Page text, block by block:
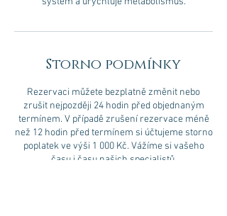
Storno podmínky
Rezervaci můžete bezplatně změnit nebo
zrušit nejpozději 24 hodin před objednaným
termínem. V případě zrušení rezervace méně
než 12 hodin před termínem si účtujeme storno
poplatek ve výši 1 000 Kč. Vážíme si vašeho
času i času našich specialistů.